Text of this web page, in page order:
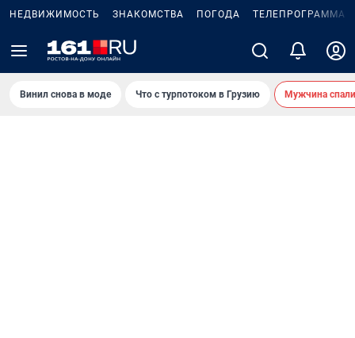
НЕДВИЖИМОСТЬ ЗНАКОМСТВА ПОГОДА ТЕЛЕПРОГРАММА
Винил снова в моде Что с турпотоком в Грузию Мужчина